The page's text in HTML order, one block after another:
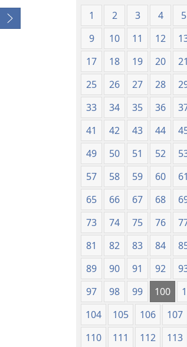
1 2 3 4 5
9
10 11 12
17
18 19 20 21
25
26 27 28
33
34 35 36
41
42 43 44
49
50 51 52
57
58 59 60 61
65
66 67 68
73
74 75 76
81
82 83 84
89
90 91 92
97
98 99 100
104
105 106 107
110
111 112 113